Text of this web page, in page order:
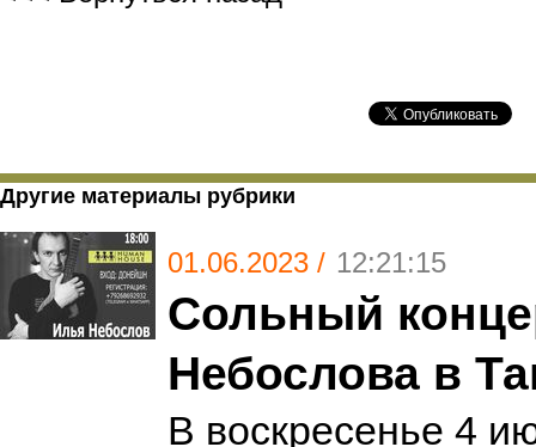
Другие материалы рубрики
01.06.2023 / 12:21:15
Сольный
Небослова в
В воскресенье 4